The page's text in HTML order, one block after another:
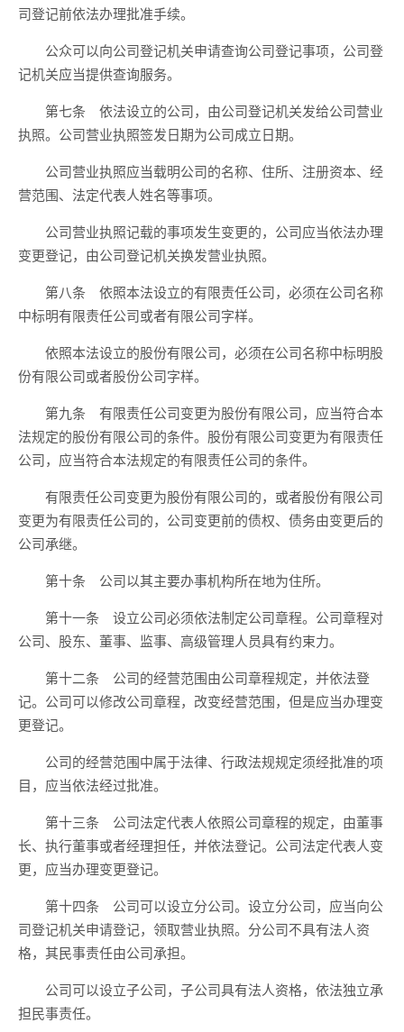
司登记前依法办理批准手续。
公众可以向公司登记机关申请查询公司登记事项，公司登
记机关应当提供查询服务。
第七条 依法设立的公司，由公司登记机关发给公司营业
执照。公司营业执照签发日期为公司成立日期。
公司营业执照应当载明公司的名称、住所、注册资本、经
营范围、法定代表人姓名等事项。
公司营业执照记载的事项发生变更的，公司应当依法办理
变更登记，由公司登记机关换发营业执照。
第八条 依照本法设立的有限责任公司，必须在公司名称
中标明有限责任公司或者有限公司字样。
依照本法设立的股份有限公司，必须在公司名称中标明股
份有限公司或者股份公司字样。
第九条 有限责任公司变更为股份有限公司，应当符合本
法规定的股份有限公司的条件。股份有限公司变更为有限责任
公司，应当符合本法规定的有限责任公司的条件。
有限责任公司变更为股份有限公司的，或者股份有限公司
变更为有限责任公司的，公司变更前的债权、债务由变更后的
公司承继。
第十条 公司以其主要办事机构所在地为住所。
第十一条 设立公司必须依法制定公司章程。公司章程对
公司、股东、董事、监事、高级管理人员具有约束力。
第十二条 公司的经营范围由公司章程规定，并依法登
记。公司可以修改公司章程，改变经营范围，但是应当办理变
更登记。
公司的经营范围中属于法律、行政法规规定须经批准的项
目，应当依法经过批准。
第十三条 公司法定代表人依照公司章程的规定，由董事
长、执行董事或者经理担任，并依法登记。公司法定代表人变
更，应当办理变更登记。
第十四条 公司可以设立分公司。设立分公司，应当向公
司登记机关申请登记，领取营业执照。分公司不具有法人资
格，其民事责任由公司承担。
公司可以设立子公司，子公司具有法人资格，依法独立承
担民事责任。